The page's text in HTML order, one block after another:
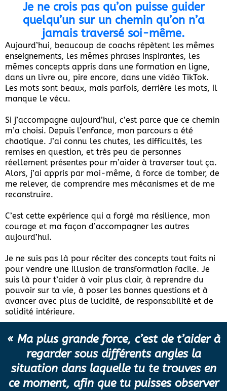
Je ne crois pas qu’on puisse guider
quelqu’un sur un chemin qu’on n’a
jamais traversé soi-même.
Aujourd’hui, beaucoup de coachs répètent les mêmes
enseignements, les mêmes phrases inspirantes, les
mêmes concepts appris dans une formation en ligne,
dans un livre ou, pire encore, dans une vidéo TikTok.
Les mots sont beaux, mais parfois, derrière les mots, il
manque le vécu.
Si j’accompagne aujourd’hui, c’est parce que ce chemin
m’a choisi. Depuis l’enfance, mon parcours a été
chaotique. J’ai connu les chutes, les difficultés, les
remises en question, et très peu de personnes
réellement présentes pour m’aider à traverser tout ça.
Alors, j’ai appris par moi-même, à force de tomber, de
me relever, de comprendre mes mécanismes et de me
reconstruire.
C’est cette expérience qui a forgé ma résilience, mon
courage et ma façon d’accompagner les autres
aujourd’hui.
Je ne suis pas là pour réciter des concepts tout faits ni
pour vendre une illusion de transformation facile. Je
suis là pour t’aider à voir plus clair, à reprendre du
pouvoir sur ta vie, à poser les bonnes questions et à
avancer avec plus de lucidité, de responsabilité et de
solidité intérieure.
« Ma plus grande force, c’est de t’aider à
regarder sous différents angles la
situation dans laquelle tu te trouves en
ce moment, afin que tu puisses observer